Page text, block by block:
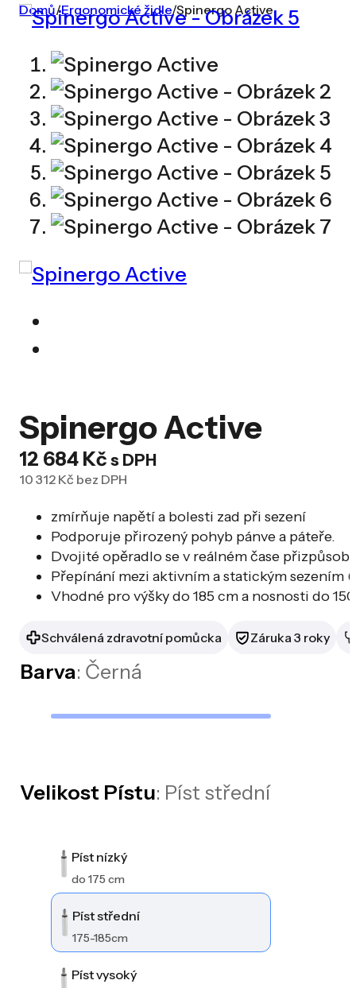
Domů/Ergonomické židle/Spinergo Active
Spinergo Active
12 684 Kč s DPH
10 312 Kč bez DPH
zmírňuje napětí a bolesti zad při sezení
Podporuje přirozený pohyb pánve a páteře.
Dvojité opěradlo se v reálném čase
Přepínání mezi aktivním a statickým sezením
Vhodné pro výšky do 185 cm a nosnosti do
Schválená zdravotní pomůcka Záruka 3 roky
Barva: Černá
Velikost Pístu: Píst střední
Píst nízký
do 175 cm
Píst střední
175-185cm
Píst vysoký